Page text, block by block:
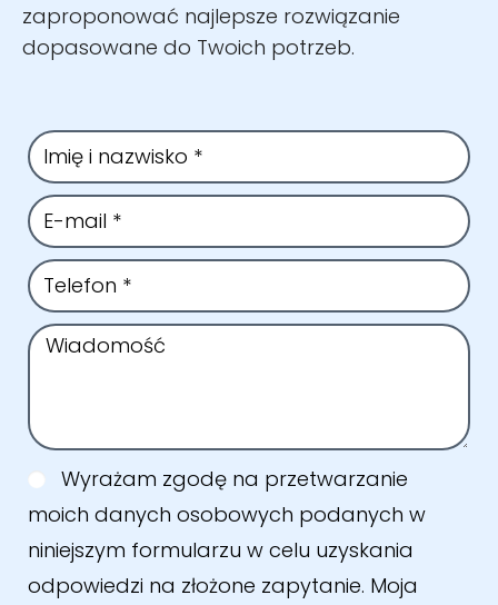
zaproponować najlepsze rozwiązanie
dopasowane do Twoich potrzeb.
Wyrażam zgodę na przetwarzanie
moich danych osobowych podanych w
niniejszym formularzu w celu uzyskania
odpowiedzi na złożone zapytanie. Moja